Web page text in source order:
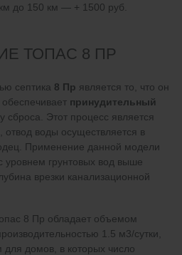
до 150 км — + 1500 руб.
ТОПАС 8 ПР
септика 8 Пр является то, что он
принудительный
сброса. Этот процесс является
отвод воды осуществляется в
Применение данной модели
уровнем грунтовых вод выше
врезки канализационной
8 Пр обладает объемом
1.5 м3/сутки,
домов, в которых число